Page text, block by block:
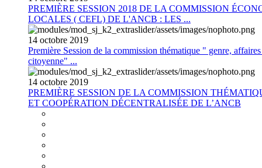
PREMIÈRE SESSION 2018 DE LA COMMISSION
LOCALES ( CEFL) DE L'ANCB : LES ...
14 octobre 2019
Première Session de la commission thématique " genre,
citoyenne" ...
14 octobre 2019
PREMIÈRE SESSION DE LA COMMISSION
ET COOPÉRATION DÉCENTRALISÉE DE L’ANCB